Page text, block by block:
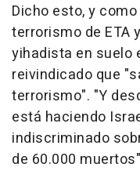
Dicho esto, y
terrorismo de ETA
yihadista en suelo
reivindicado que
terrorismo". "Y
está haciendo
indiscriminado
de 60.000